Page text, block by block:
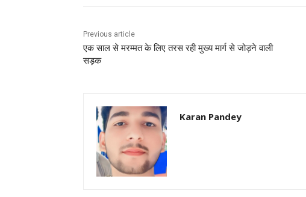
k
Previous article
एक साल से मरम्मत के लिए तरस रही मुख्य मार्ग से जोड़ने वाली
सड़क
Karan Pandey